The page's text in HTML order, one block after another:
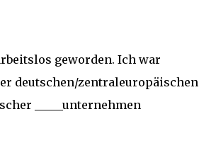
geworden. Ich war
deutschen/zentraleuropäischen
_____unternehmen